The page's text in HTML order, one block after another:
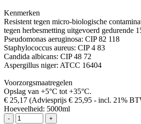
Kenmerken
Resistent tegen micro-biologische
tegen herbesmetting uitgevoerd gedurende
Pseudomonas aeruginosa: CIP 82 118
Staphylococcus aureus: CIP 4 83
Candida albicans: CIP 48 72
Aspergillus niger: ATCC 16404
Voorzorgsmaatregelen
Opslag van +5°C tot +35°C.
€ 25,17 (Adviesprijs € 25,95 - incl. 21%
Hoeveelheid: 5000ml